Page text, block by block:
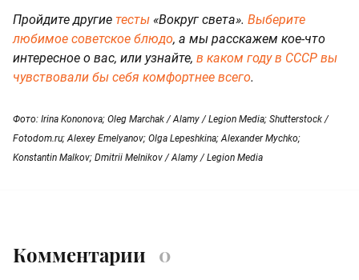
Пройдите другие тесты «Вокруг света». Выберите
любимое советское блюдо, а мы расскажем кое-что
интересное о вас, или узнайте, в каком году в СССР вы
чувствовали бы себя комфортнее всего.
Фото: Irina Kononova; Oleg Marchak / Alamy / Legion Media; Shutterstock /
Fotodom.ru; Alexey Emelyanov; Olga Lepeshkina; Alexander Mychko;
Konstantin Malkov; Dmitrii Melnikov / Alamy / Legion Media
Комментарии 0